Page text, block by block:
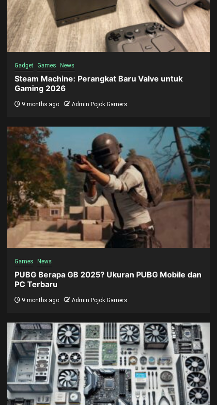
Gadget Games News
Steam Machine: Perangkat Baru Valve untuk
Gaming 2026
9 months ago Admin Pojok Gamers
Games News
PUBG Berapa GB 2025? Ukuran PUBG Mobile dan
PC Terbaru
9 months ago Admin Pojok Gamers